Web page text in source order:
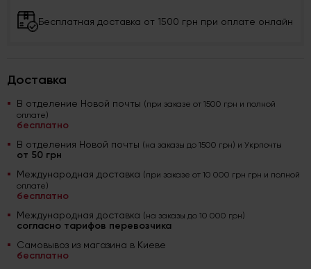
Бесплатная доставка от 1500 грн при оплате онлайн
Доставка
В отделение Новой почты (при заказе от 1500 грн и полной
оплате)
бесплатно
В отделения Новой почты (на заказы до 1500 грн) и Укрпочты
от 50 грн
Международная доставка (при заказе от 10 000 грн грн и полной
оплате)
бесплатно
Международная доставка (на заказы до 10 000 грн)
согласно тарифов перевозчика
Самовывоз из магазина в Киеве
бесплатно